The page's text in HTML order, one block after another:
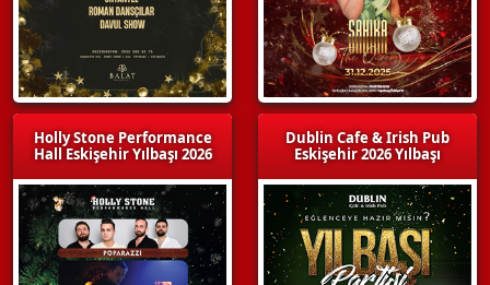
Holly Stone Performance
Hall Eskişehir Yılbaşı 2026
Dublin Cafe & Irish Pub
Eskişehir 2026 Yılbaşı